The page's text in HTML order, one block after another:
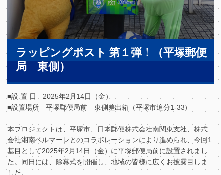
ラッピングポスト 第１弾！（平塚郵便
局 東側）
■設 置 日 2025年2月14日（金）
■設置場所 平塚郵便局前 東側差出箱（平塚市追分1-33）
本プロジェクトは、平塚市、日本郵便株式会社南関東支社、株式
会社湘南ベルマーレとのコラボレーションにより進められ、今回1
基目として2025年2月14日（金）に平塚郵便局前に設置されまし
た。同日には、除幕式を開催し、地域の皆様に広くお披露目しま
した。